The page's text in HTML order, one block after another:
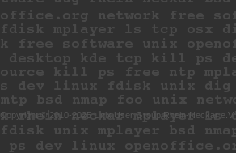
Copyright © 2010-2025 Unix User Group Rhein-Neckar e.V.